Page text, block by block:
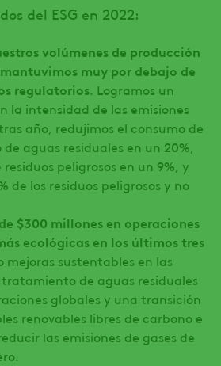
del ESG en 2022:
volúmenes de producción
mantuvimos muy por debajo de
regulatorios. Logramos un
la intensidad de las emisiones
año, redujimos el consumo de
aguas residuales en un 20%,
peligrosos en un 9%, y
de los residuos peligrosos y no
$300 millones en operaciones
ecológicas en los últimos tres
mejoras sustentables en las
de aguas residuales
globales y una transición
renovables libres de carbono e
las emisiones de gases de